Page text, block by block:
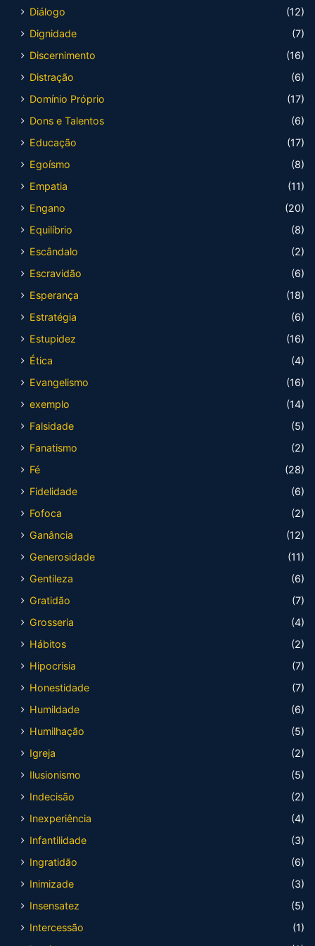
Diálogo
(12)
Dignidade
(7)
Discernimento
(16)
Distração
(6)
Domínio Próprio
(17)
Dons e Talentos
(6)
Educação
(17)
Egoísmo
(8)
Empatia
(11)
Engano
(20)
Equilíbrio
(8)
Escândalo
(2)
Escravidão
(6)
Esperança
(18)
Estratégia
(6)
Estupidez
(16)
Ética
(4)
Evangelismo
(16)
exemplo
(14)
Falsidade
(5)
Fanatismo
(2)
Fé
(28)
Fidelidade
(6)
Fofoca
(2)
Ganância
(12)
Generosidade
(11)
Gentileza
(6)
Gratidão
(7)
Grosseria
(4)
Hábitos
(2)
Hipocrisia
(7)
Honestidade
(7)
Humildade
(6)
Humilhação
(5)
Igreja
(2)
Ilusionismo
(5)
Indecisão
(2)
Inexperiência
(4)
Infantilidade
(3)
Ingratidão
(6)
Inimizade
(3)
Insensatez
(5)
Intercessão
(1)